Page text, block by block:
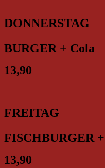
DONNERSTAG
BURGER + Cola
13,90
FREITAG
FISCHBURGER
13,90